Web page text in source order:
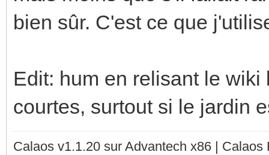
bien sûr. C'est ce que
Edit: hum en relisant le
courtes, surtout si le jardin
Calaos v1.1.20 sur Advantech x86 |